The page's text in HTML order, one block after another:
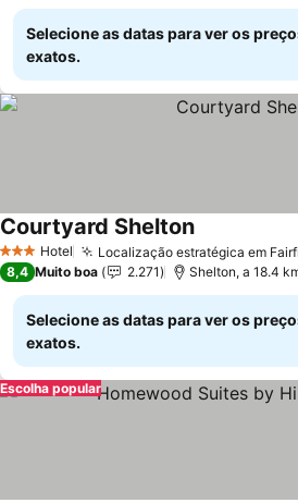
Selecione as datas para ver os
exatos.
3 EstrelasHotel Localização estratégica em
Courtyard Shelton
8,4 Muito boa 2.271 Shelton, a 18.4
Selecione as datas para ver os
exatos.
Escolha popular